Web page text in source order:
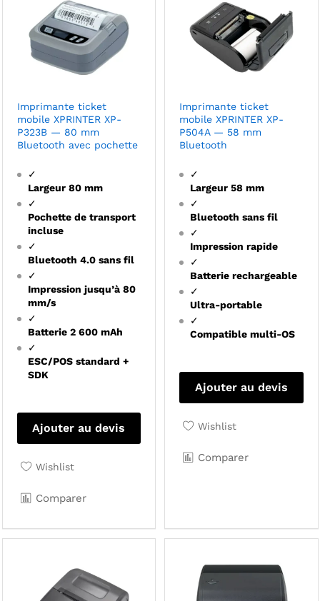
Imprimante ticket
mobile XPRINTER XP-
P323B — 80 mm
Bluetooth avec pochette
✓
Largeur 80 mm
✓
Pochette de transport
incluse
✓
Bluetooth 4.0 sans fil
✓
Impression jusqu’à 80
mm/s
✓
Batterie 2 600 mAh
✓
ESC/POS standard +
SDK
Ajouter au devis
Wishlist
Comparer
Imprimante ticket
mobile XPRINTER XP-
P504A — 58 mm
Bluetooth
✓
Largeur 58 mm
✓
Bluetooth sans fil
✓
Impression rapide
✓
Batterie rechargeable
✓
Ultra-portable
✓
Compatible multi-OS
Ajouter au devis
Wishlist
Comparer